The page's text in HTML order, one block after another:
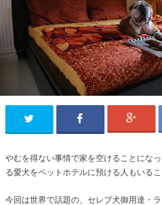
やむを得ない事情で家を空けることにな
る愛犬をペットホテルに預ける人もいるこ
今回は世界で話題の、セレブ犬御用達・